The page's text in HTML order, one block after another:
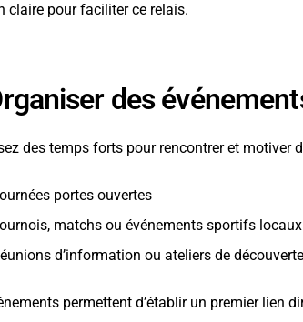
claire pour faciliter ce relais.
des
des temps forts pour rencontrer et motiver
portes ouvertes
matchs ou événements sportifs locaux
d’information ou ateliers de découverte
permettent d’établir un premier lien